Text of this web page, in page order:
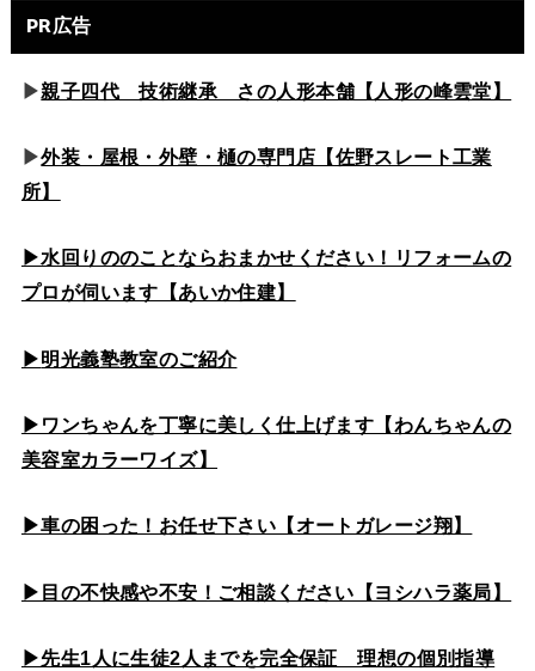
PR広告
▶親子四代 技術継承 さの人形本舗【人形の峰雲堂】
▶外装・屋根・外壁・樋の専門店【佐野スレート工業
所】
▶水回りののことならおまかせください！リフォームの
プロが伺います【あいか住建】
▶明光義塾教室のご紹介
▶ワンちゃんを丁寧に美しく仕上げます【わんちゃんの
美容室カラーワイズ】
▶車の困った！お任せ下さい【オートガレージ翔】
▶目の不快感や不安！ご相談ください【ヨシハラ薬局】
▶先生1人に生徒2人までを完全保証 理想の個別指導